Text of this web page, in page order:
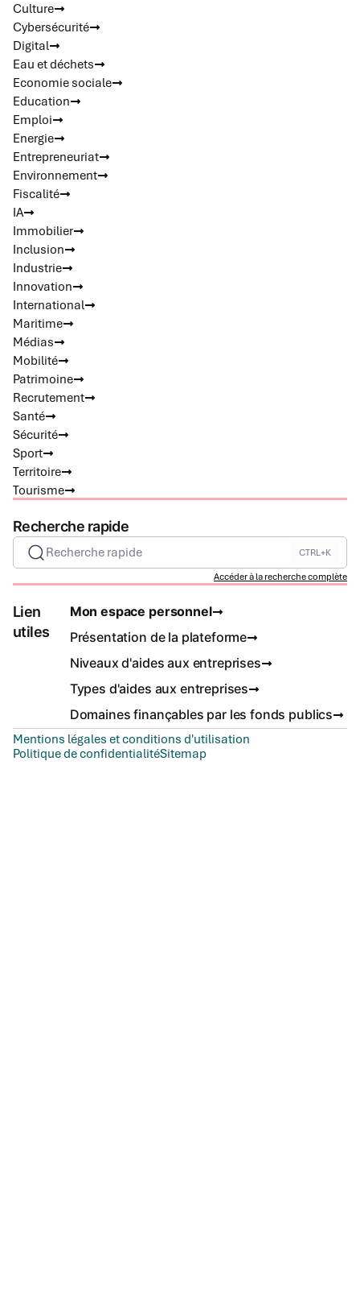
Culture
Cybersécurité
Digital
Eau et déchets
Economie sociale
Education
Emploi
Energie
Entrepreneuriat
Environnement
Fiscalité
IA
Immobilier
Inclusion
Industrie
Innovation
International
Maritime
Médias
Mobilité
Patrimoine
Recrutement
Santé
Sécurité
Sport
Territoire
Tourisme
Recherche rapide
Recherche rapide CTRL+K
Accéder à la recherche complète
Lien
utiles
Mon espace personnel
Présentation de la plateforme
Niveaux d'aides aux entreprises
Types d'aides aux entreprises
Domaines finançables par les fonds publics
Mentions légales et conditions d'utilisation
Politique de confidentialitéSitemap